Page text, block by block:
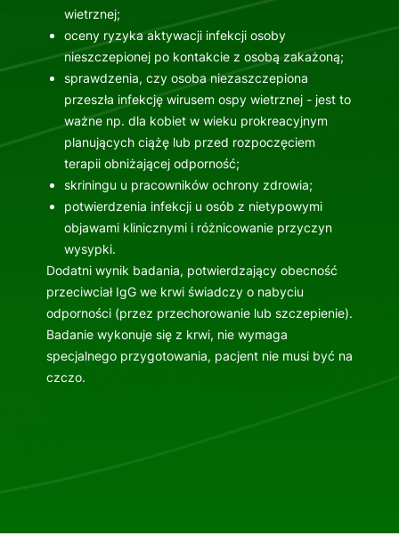
wietrznej;
oceny ryzyka aktywacji infekcji osoby
nieszczepionej po kontakcie z osobą zakażoną;
sprawdzenia, czy osoba niezaszczepiona
przeszła infekcję wirusem ospy wietrznej - jest to
ważne np. dla kobiet w wieku prokreacyjnym
planujących ciążę lub przed rozpoczęciem
terapii obniżającej odporność;
skriningu u pracowników ochrony zdrowia;
potwierdzenia infekcji u osób z nietypowymi
objawami klinicznymi i różnicowanie przyczyn
wysypki.
Dodatni wynik badania, potwierdzający obecność
przeciwciał IgG we krwi świadczy o nabyciu
odporności (przez przechorowanie lub szczepienie).
Badanie wykonuje się z krwi, nie wymaga
specjalnego przygotowania, pacjent nie musi być na
czczo.